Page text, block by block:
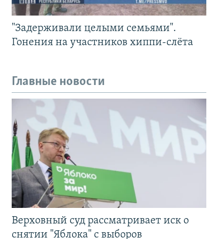
"Задерживали целыми семьями".
Гонения на участников хиппи-слёта
Главные новости
Верховный суд рассматривает иск о
снятии "Яблока" с выборов